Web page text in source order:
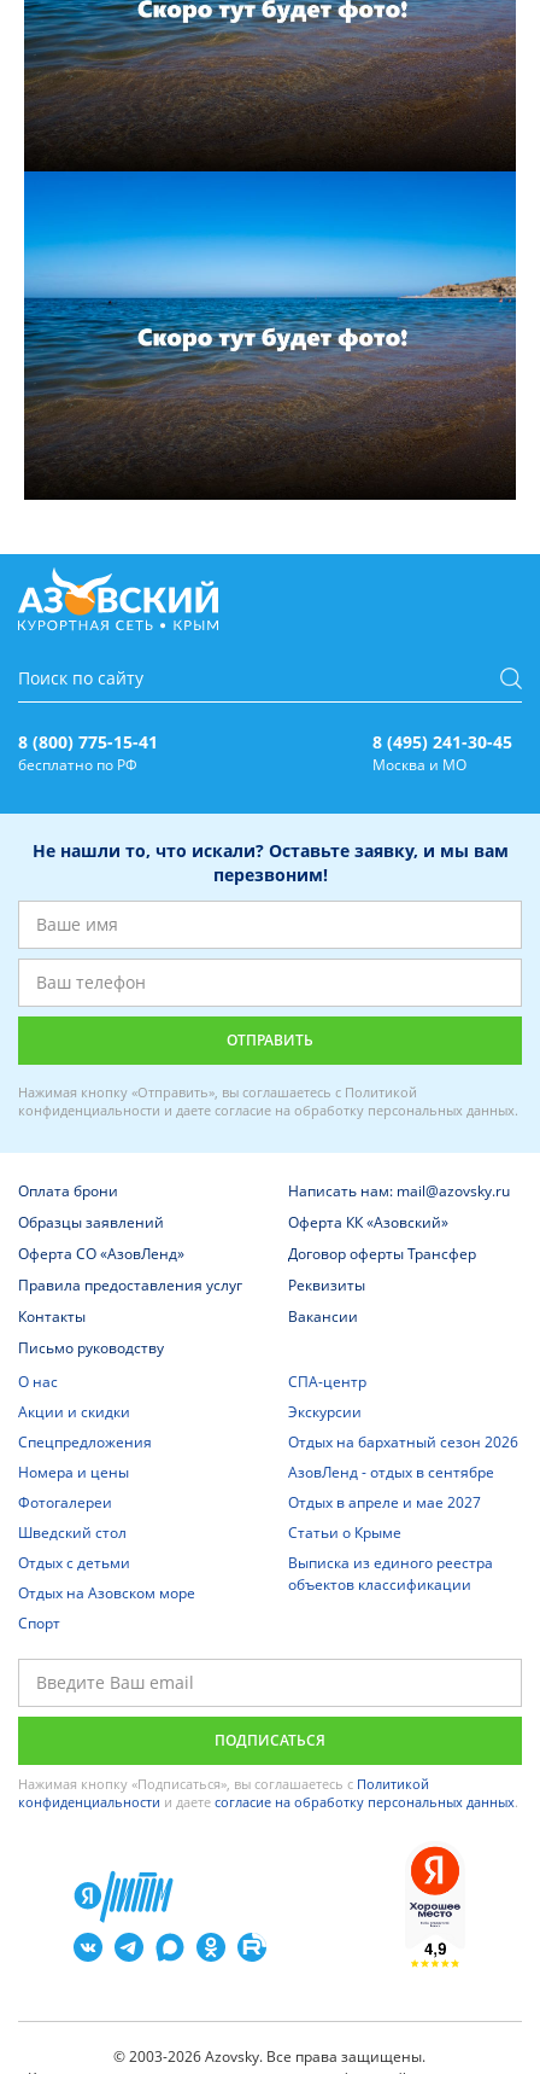
8 (800) 775-15-41
бесплатно по РФ
8 (495) 241-30-45
Москва и МО
Не нашли то, что искали? Оставьте заявку, и мы вам
перезвоним!
Нажимая кнопку «Отправить», вы соглашаетесь с Политикой
конфиденциальности и даете согласие на обработку персональных данных.
Оплата брони
Написать нам: mail@azovsky.ru
Образцы заявлений
Оферта КК «Азовский»
Оферта СО «АзовЛенд»
Договор оферты Трансфер
Правила предоставления услуг
Реквизиты
Контакты
Вакансии
Письмо руководству
О нас
Акции и скидки
Спецпредложения
Номера и цены
Фотогалереи
Шведский стол
Отдых с детьми
Отдых на Азовском море
Спорт
СПА-центр
Экскурсии
Отдых на бархатный сезон 2026
АзовЛенд - отдых в сентябре
Отдых в апреле и мае 2027
Статьи о Крыме
Выписка из единого реестра
объектов классификации
Нажимая кнопку «Подписаться», вы соглашаетесь с Политикой
конфиденциальности и даете согласие на обработку персональных данных.
© 2003-2026 Azovsky. Все права защищены.